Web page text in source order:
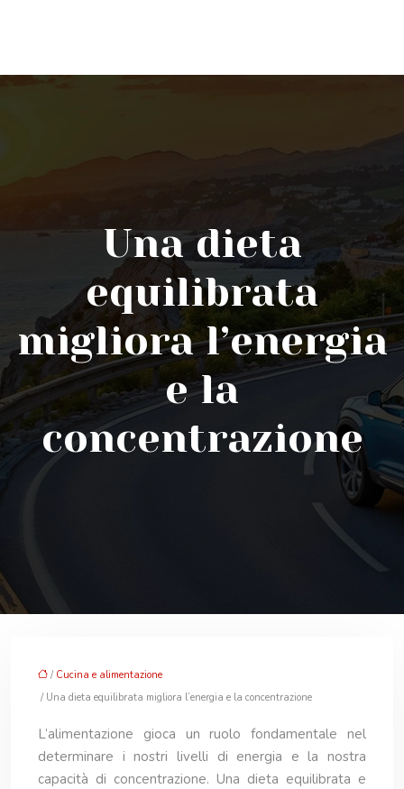
Una dieta
equilibrata
migliora l’energia
e la
concentrazione
/ Cucina e alimentazione
/ Una dieta equilibrata migliora l’energia e la concentrazione
L’alimentazione gioca un ruolo fondamentale nel
determinare i nostri livelli di energia e la nostra
capacità di concentrazione. Una dieta equilibrata e